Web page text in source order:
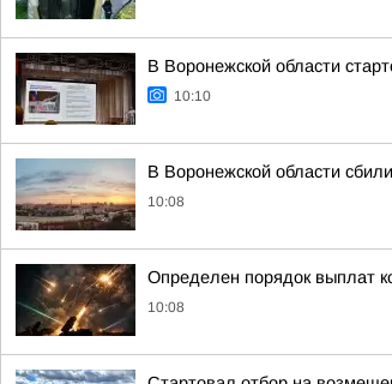
В Воронежской области
10:10
В Воронежской области
10:08
Определен порядок выплат
10:08